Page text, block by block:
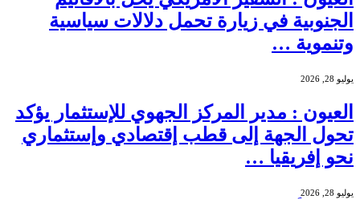
الجنوبية في زيارة تحمل دلالات سياسية
وتنموية …
يوليو 28, 2026
العيون : مدير المركز الجهوي للإستثمار يؤكد
تحول الجهة إلى قطب إقتصادي وإستثماري
نحو إفريقيا …
يوليو 28, 2026